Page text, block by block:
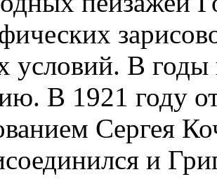
условий. В годы
В 1921 го­ду
Сергея
и